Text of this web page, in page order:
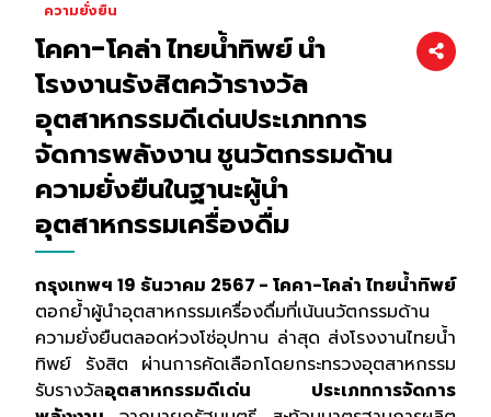
ความยั่งยืน
โคคา-โคล่า ไทยน้ำทิพย์ นำ
โรงงานรังสิตคว้ารางวัล
อุตสาหกรรมดีเด่นประเภทการ
จัดการพลังงาน ชูนวัตกรรมด้าน
ความยั่งยืนในฐานะผู้นำ
อุตสาหกรรมเครื่องดื่ม
กรุงเทพฯ 19 ธันวาคม 2567 - โคคา-โคล่า ไทยน้ำทิพย์
ตอกย้ำผู้นำอุตสาหกรรมเครื่องดื่มที่เน้นนวัตกรรมด้าน
ความยั่งยืนตลอดห่วงโซ่อุปทาน ล่าสุด ส่งโรงงานไทยน้ำ
ทิพย์ รังสิต ผ่านการคัดเลือกโดยกระทรวงอุตสาหกรรม
รับรางวัลอุตสาหกรรมดีเด่น ประเภทการจัดการ